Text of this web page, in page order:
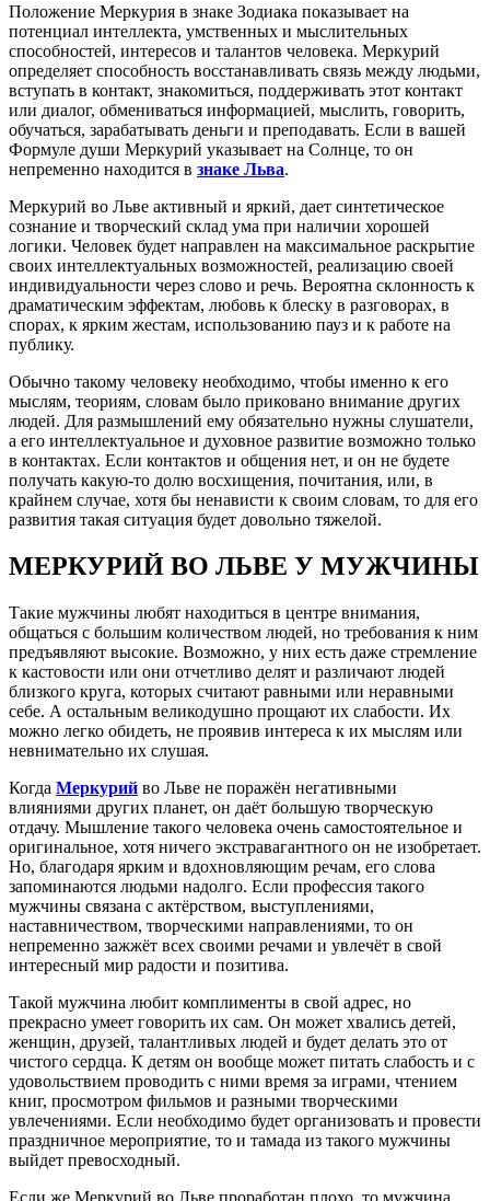
Положение Меркурия в знаке Зодиака показывает на
потенциал интеллекта, умственных и мыслительных
способностей, интересов и талантов человека. Меркурий
определяет способность восстанавливать связь между людьми,
вступать в контакт, знакомиться, поддерживать этот контакт
или диалог, обмениваться информацией, мыслить, говорить,
обучаться, зарабатывать деньги и преподавать. Если в вашей
Формуле души Меркурий указывает на Солнце, то он
непременно находится в знаке Льва.
Меркурий во Льве активный и яркий, дает синтетическое
сознание и творческий склад ума при наличии хорошей
логики. Человек будет направлен на максимальное раскрытие
своих интеллектуальных возможностей, реализацию своей
индивидуальности через слово и речь. Вероятна склонность к
драматическим эффектам, любовь к блеску в разговорах, в
спорах, к ярким жестам, использованию пауз и к работе на
публику.
Обычно такому человеку необходимо, чтобы именно к его
мыслям, теориям, словам было приковано внимание других
людей. Для размышлений ему обязательно нужны слушатели,
а его интеллектуальное и духовное развитие возможно только
в контактах. Если контактов и общения нет, и он не будете
получать какую-то долю восхищения, почитания, или, в
крайнем случае, хотя бы ненависти к своим словам, то для его
развития такая ситуация будет довольно тяжелой.
МЕРКУРИЙ ВО ЛЬВЕ У МУЖЧИНЫ
Такие мужчины любят находиться в центре внимания,
общаться с большим количеством людей, но требования к ним
предъявляют высокие. Возможно, у них есть даже стремление
к кастовости или они отчетливо делят и различают людей
близкого круга, которых считают равными или неравными
себе. А остальным великодушно прощают их слабости. Их
можно легко обидеть, не проявив интереса к их мыслям или
невнимательно их слушая.
Когда Меркурий во Льве не поражён негативными
влияниями других планет, он даёт большую творческую
отдачу. Мышление такого человека очень самостоятельное и
оригинальное, хотя ничего экстравагантного он не изобретает.
Но, благодаря ярким и вдохновляющим речам, его слова
запоминаются людьми надолго. Если профессия такого
мужчины связана с актёрством, выступлениями,
наставничеством, творческими направлениями, то он
непременно зажжёт всех своими речами и увлечёт в свой
интересный мир радости и позитива.
Такой мужчина любит комплименты в свой адрес, но
прекрасно умеет говорить их сам. Он может хвались детей,
женщин, друзей, талантливых людей и будет делать это от
чистого сердца. К детям он вообще может питать слабость и с
удовольствием проводить с ними время за играми, чтением
книг, просмотром фильмов и разными творческими
увлечениями. Если необходимо будет организовать и провести
праздничное мероприятие, то и тамада из такого мужчины
выйдет превосходный.
Если же Меркурий во Льве проработан плохо, то мужчина